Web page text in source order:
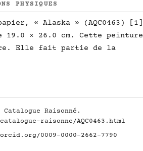
PHYSIQUES
« Alaska » (AQC0463) [1]
19.0 × 26.0 cm. Cette peinture
Elle fait partie de la
Raisonné.
raisonne/AQC0463.html
0009-0000-2662-7790